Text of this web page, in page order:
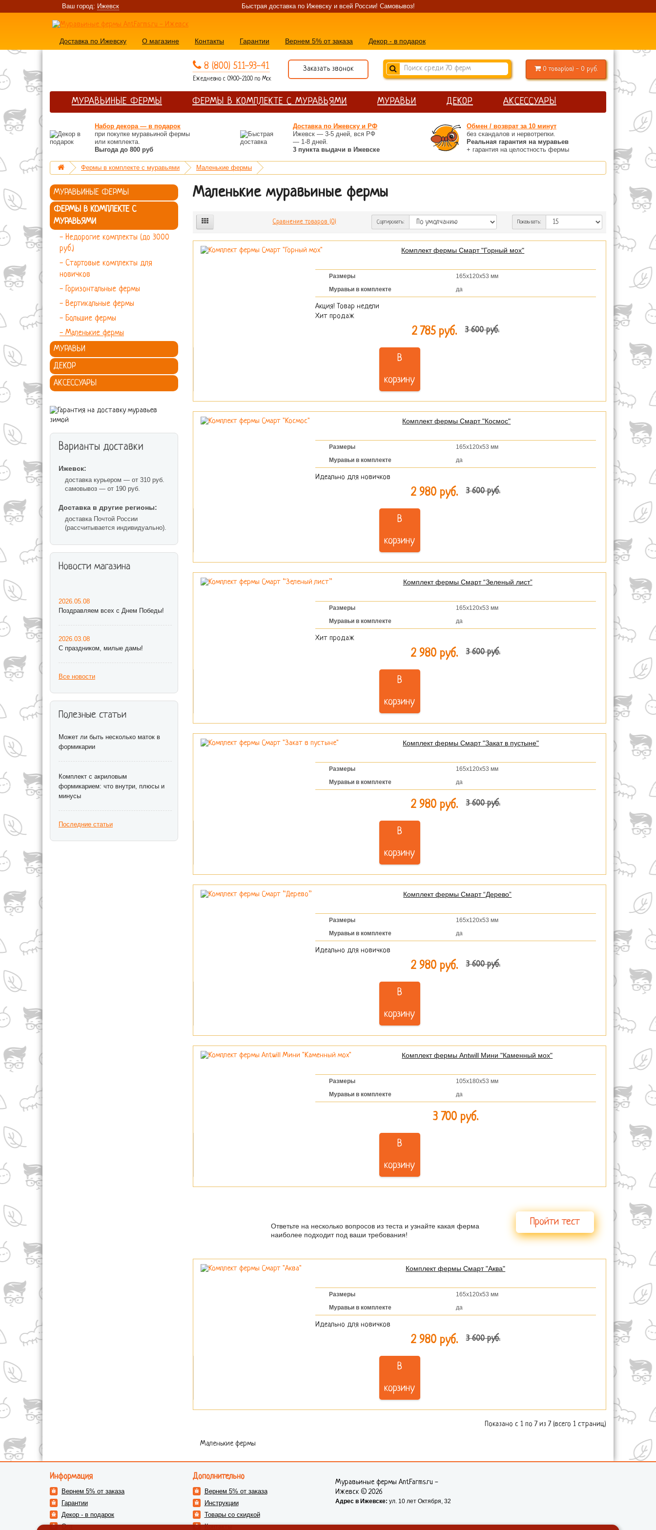
Ваш город: Ижевск Быстрая доставка по Ижевску и всей России! Самовывоз!
Доставка по Ижевску О магазине Контакты Гарантии Вернем 5% от заказа Декор - в подарок
8 (800) 511-93-41
Ежедневно с 09:00-21:00 по Мск
Заказать звонок 0 товар(ов) - 0 руб.
МУРАВЬИНЫЕ ФЕРМЫ ФЕРМЫ В КОМПЛЕКТЕ С МУРАВЬЯМИ МУРАВЬИ ДЕКОР АКСЕССУАРЫ
Набор декора — в подарок
при покупке муравьиной фермы
или комплекта.
Выгода до 800 руб
Доставка по Ижевску и РФ
Ижевск — 3-5 дней, вся РФ
— 1-8 дней.
3 пункта выдачи в Ижевске
Обмен / возврат за 10 минут
без скандалов и нервотрепки.
Реальная гарантия на муравьев
+ гарантия на целостность фермы
Фермы в комплекте с муравьями Маленькие фермы
МУРАВЬИНЫЕ ФЕРМЫ
ФЕРМЫ В КОМПЛЕКТЕ С
МУРАВЬЯМИ
- Недорогие комплекты (до 3000
руб.)
- Стартовые комплекты для
новичков
- Горизонтальные фермы
- Вертикальные фермы
- Большие фермы
- Маленькие фермы
МУРАВЬИ
ДЕКОР
АКСЕССУАРЫ
Варианты доставки
Ижевск:
доставка курьером — от 310 руб.
самовывоз — от 190 руб.
Доставка в другие регионы:
доставка Почтой России
(рассчитывается индивидуально).
Новости магазина
2026.05.08
Поздравляем всех с Днем Победы!
2026.03.08
С праздником, милые дамы!
Все новости
Полезные статьи
Может ли быть несколько маток в
формикарии
Комплект с акриловым
формикарием: что внутри, плюсы и
минусы
Последние статьи
Маленькие муравьиные фермы
Сравнение товаров (0) Сортировать: Показывать:
Комплект фермы Смарт "Горный мох"
Размеры
165х120х53 мм
Муравьи в комплекте
да
Акция! Товар недели
Хит продаж
2 785 руб. 3 600 руб.
В
корзину
Комплект фермы Смарт "Космос"
Размеры
165х120х53 мм
Муравьи в комплекте
да
Идеально для новичков
2 980 руб. 3 600 руб.
В
корзину
Комплект фермы Смарт “Зеленый лист”
Размеры
165х120х53 мм
Муравьи в комплекте
да
Хит продаж
2 980 руб. 3 600 руб.
В
корзину
Комплект фермы Смарт "Закат в пустыне"
Размеры
165х120х53 мм
Муравьи в комплекте
да
2 980 руб. 3 600 руб.
В
корзину
Комплект фермы Смарт “Дерево”
Размеры
165х120х53 мм
Муравьи в комплекте
да
Идеально для новичков
2 980 руб. 3 600 руб.
В
корзину
Комплект фермы Antwill Мини "Каменный мох"
Размеры
105х180х53 мм
Муравьи в комплекте
да
3 700 руб.
В
корзину
Ответьте на несколько вопросов из теста и узнайте какая ферма
наиболее подходит под ваши требования!
Пройти тест
Комплект фермы Смарт "Аква"
Размеры
165х120х53 мм
Муравьи в комплекте
да
Идеально для новичков
2 980 руб. 3 600 руб.
В
корзину
Показано с 1 по 7 из 7 (всего 1 страниц)
Маленькие фермы
Информация
Вернем 5% от заказа
Гарантии
Декор - в подарок
Опт
Дополнительно
Вернем 5% от заказа
Инструкции
Товары со скидкой
Контакты
Муравьиные фермы AntFarms.ru -
Ижевск © 2026
Адрес в Ижевске: ул. 10 лет Октября, 32